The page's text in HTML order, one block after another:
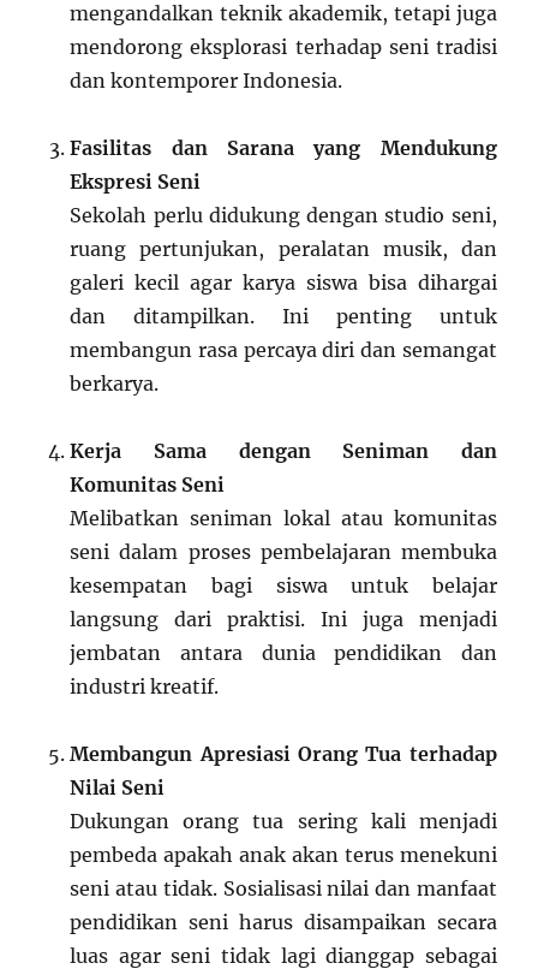
mengandalkan teknik akademik, tetapi juga
mendorong eksplorasi terhadap seni tradisi
dan kontemporer Indonesia.
Fasilitas dan Sarana yang Mendukung
Ekspresi Seni
Sekolah perlu didukung dengan studio seni,
ruang pertunjukan, peralatan musik, dan
galeri kecil agar karya siswa bisa dihargai
dan ditampilkan. Ini penting untuk
membangun rasa percaya diri dan semangat
berkarya.
Kerja Sama dengan Seniman dan
Komunitas Seni
Melibatkan seniman lokal atau komunitas
seni dalam proses pembelajaran membuka
kesempatan bagi siswa untuk belajar
langsung dari praktisi. Ini juga menjadi
jembatan antara dunia pendidikan dan
industri kreatif.
Membangun Apresiasi Orang Tua terhadap
Nilai Seni
Dukungan orang tua sering kali menjadi
pembeda apakah anak akan terus menekuni
seni atau tidak. Sosialisasi nilai dan manfaat
pendidikan seni harus disampaikan secara
luas agar seni tidak lagi dianggap sebagai